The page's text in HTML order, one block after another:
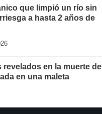
que limpió un río sin
a hasta 2 años de
revelados en la muerte de
en una maleta